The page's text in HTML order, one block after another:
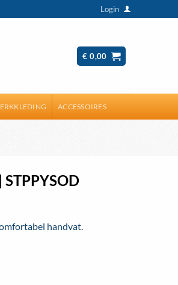
Login
€ 0,00
ACCESSOIRES
handvat.